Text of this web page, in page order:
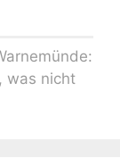
was nicht